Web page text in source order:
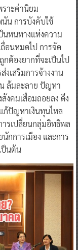
าะค่านิยม
น การบังคับใช้
หนทางแห่งความ
อนหมดไป การจัด
ต้องยากที่จะเป็นไป
เสริมการจ้างงาน
ล้มละลาย ปัญหา
งคมเสื่อมถอยลง ดึง
ก้ปัญหาเงินทุนไหล
ารเปลี่ยนกลุ่มอิทธิพล
กการเมือง และการ
ป็นต้น